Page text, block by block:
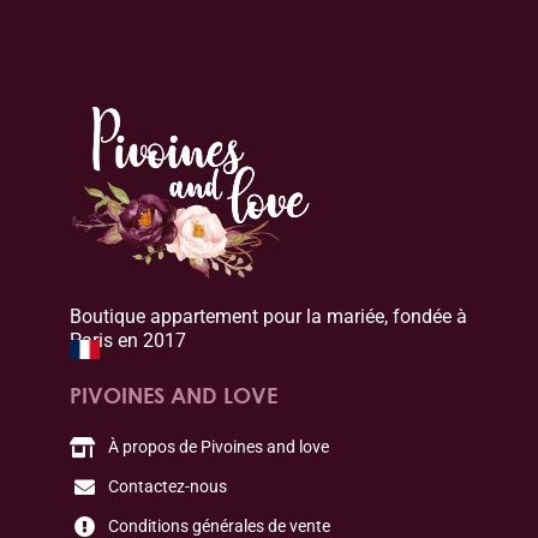
Boutique appartement pour la mariée, fondée à
Paris en 2017
PIVOINES AND LOVE
À propos de Pivoines and love
Contactez-nous
Conditions générales de vente